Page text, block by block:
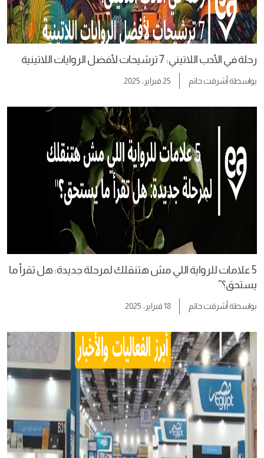
رحلة في الأدب اللاتيني: 7 ترشيحات لأفضل الروايات اللاتينية
بواسطةأشرقت حاتم 25 فبراير، 2025
5 علامات للرواية اللي مش هتنقلك لمرحلة جديدة: هل تقرأ ما
يستحق؟”
بواسطةأشرقت حاتم 18 فبراير، 2025